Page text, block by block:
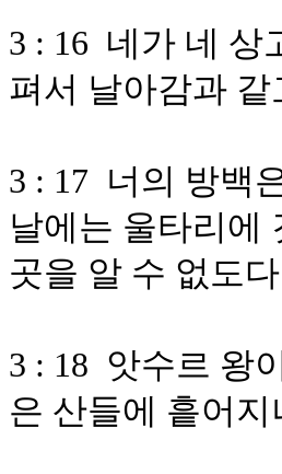
3 : 16 네가 네 상
펴서 날아감과 같
3 : 17 너의 방백
날에는 울타리에
곳을 알 수 없도다
3 : 18 앗수르 왕
은 산들에 흩어